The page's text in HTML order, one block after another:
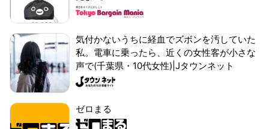
気付かないうちに経血でズボンを汚していた
私。電車に乗ったら、近くの女性客が小さな
声で(千葉県・10代女性)|Jタウンネット
ゼロまる